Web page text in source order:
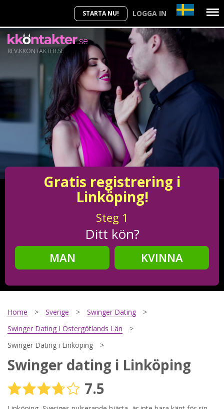
STARTA NU! LOGGA IN
REV.KKONTAKTER.SE
Gratis registrering i
Linköping!
Steg 1
Ditt kön?
MAN
KVINNA
Steg2
Steg
Din mailadress?
Home Sverige
Swinger Dating
Swinger Dating I Östergötlands Län
Swinger Dating i Linköping
Swinger dating i Linköping
7.5